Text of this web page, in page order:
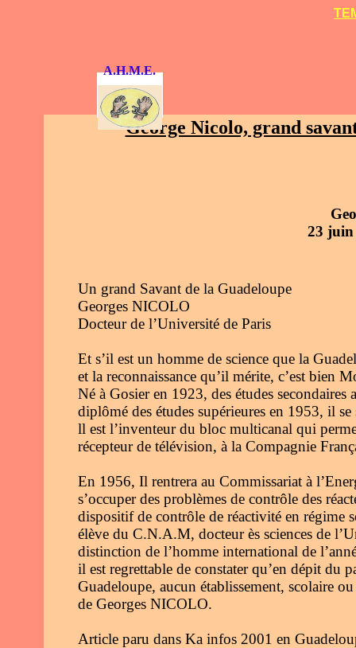
A.H.M.E.
George Nicolo, grand
23 juin
Un grand Savant de la Guadeloupe
Georges NICOLO
Docteur de l’Université de Paris
Et s’il est un homme de science que la
et la reconnaissance qu’il mérite, c’est bien
Né à Gosier en 1923, des études
diplômé des études supérieures en 1953, il
ll est l’inventeur du bloc multicanal qui
récepteur de télévision, à la Compagnie
En 1956, Il rentrera au Commissariat à
s’occuper des problèmes de contrôle des
dispositif de contrôle de réactivité en régime
élève du C.N.A.M, docteur ès sciences de
distinction de l’homme international de
il est regrettable de constater qu’en dépit du
Guadeloupe, aucun établissement, scolaire
de Georges NICOLO.
Article paru dans Ka infos 2001 en